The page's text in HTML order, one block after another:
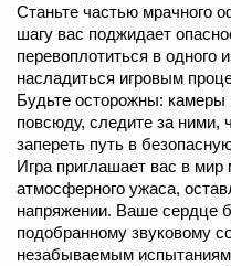
Станьте частью мрачного
шагу вас поджидает
перевоплотиться в одного
насладиться игровым
Будьте осторожны:
повсюду, следите за ними,
запереть путь в
Игра приглашает вас в
атмосферного ужаса,
напряжении. Ваше сердце
подобранному звуковому
незабываемым испытаниям